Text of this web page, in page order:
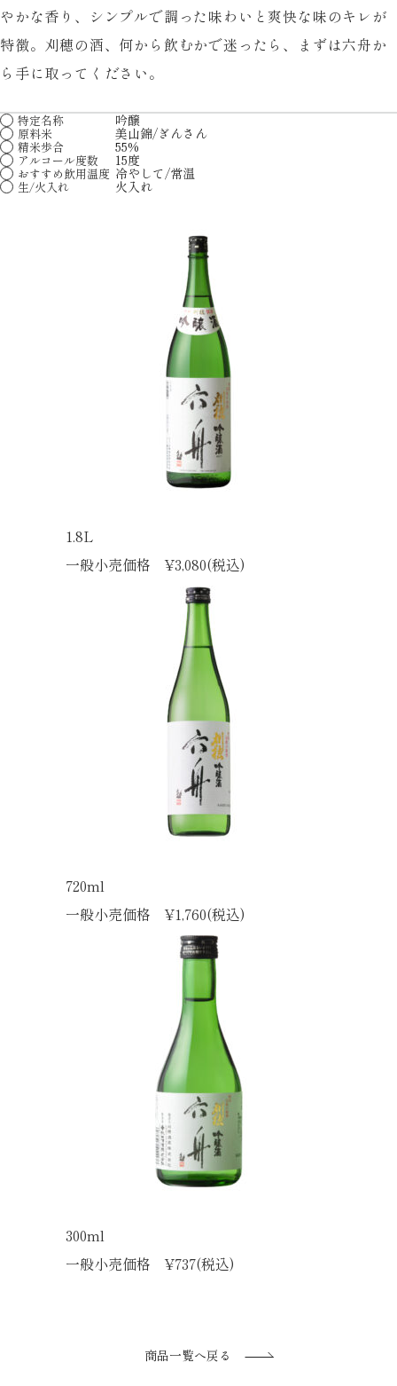
やかな香り、シンプルで調った味わいと爽快な味のキレが
特徴。刈穂の酒、何から飲むかで迷ったら、まずは六舟か
ら手に取ってください。
特定名称 吟醸
原料米 美山錦/ぎんさん
精米歩合 55%
アルコール度数 15度
おすすめ飲用温度 冷やして/常温
生/火入れ 火入れ
1.8L
一般小売価格 ¥3,080(税込)
720ml
一般小売価格 ¥1,760(税込)
300ml
一般小売価格 ¥737(税込)
商品一覧へ戻る